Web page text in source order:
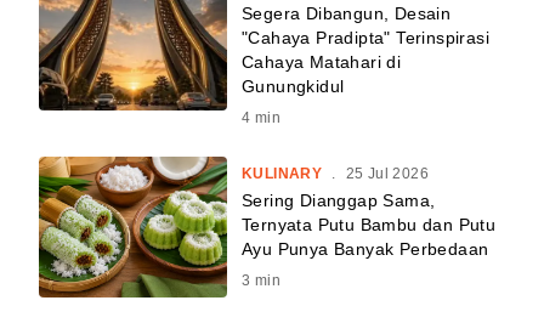
Segera Dibangun, Desain
"Cahaya Pradipta" Terinspirasi
Cahaya Matahari di
Gunungkidul
4 min
KULINARY 25 Jul 2026
Sering Dianggap Sama,
Ternyata Putu Bambu dan Putu
Ayu Punya Banyak Perbedaan
3 min